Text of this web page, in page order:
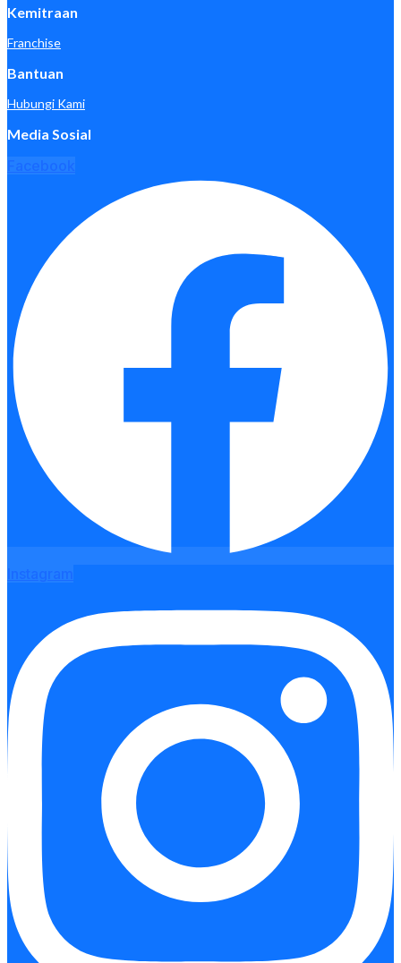
Kemitraan
Franchise
Bantuan
Hubungi Kami
Media Sosial